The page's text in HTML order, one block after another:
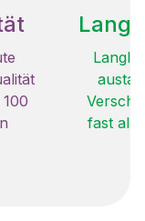
fast